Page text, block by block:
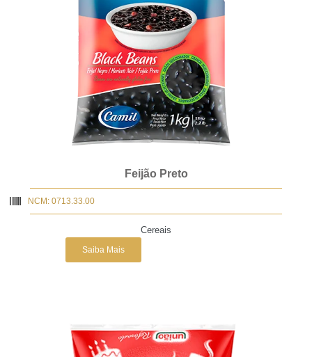
Feijão Preto
NCM: 0713.33.00
Cereais
Saiba Mais